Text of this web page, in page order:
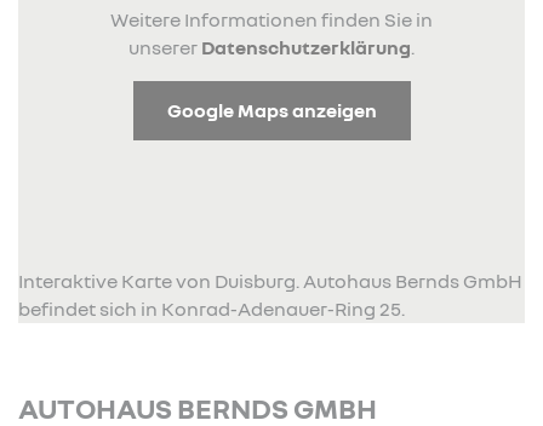
Weitere Informationen finden Sie in
unserer Datenschutzerklärung.
Google Maps anzeigen
Interaktive Karte von Duisburg. Autohaus Bernds GmbH
befindet sich in Konrad-Adenauer-Ring 25.
AUTOHAUS BERNDS GMBH